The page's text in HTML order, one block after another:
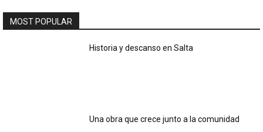
MOST POPULAR
Historia y descanso en Salta
Una obra que crece junto a la comunidad